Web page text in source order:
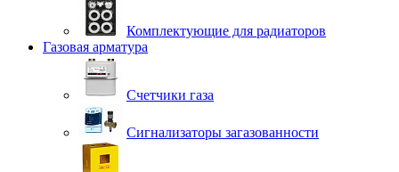
Комплектующие для радиаторов
Газовая арматура
Счетчики газа
Сигнализаторы загазованности